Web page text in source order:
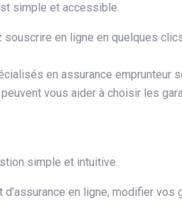
simple et accessible.
en ligne en quelques
en assurance emprunteur
vous aider à choisir les
simple et intuitive.
en ligne, modifier